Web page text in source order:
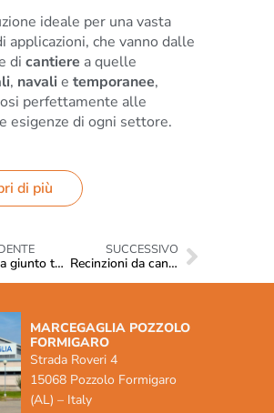
ideale per una vasta
applicazioni, che vanno dalle
di cantiere a quelle
, navalie temporanee,
perfettamente alle
esigenze di ogni settore.
di più
Sistema giunto tubo
SUCCESSIVO
Recinzioni da cantiere
MARCEGAGLIA POZZOLO
FORMIGARO
Strada Roveri 4
15068 Pozzolo Formigaro
(AL) – Italy